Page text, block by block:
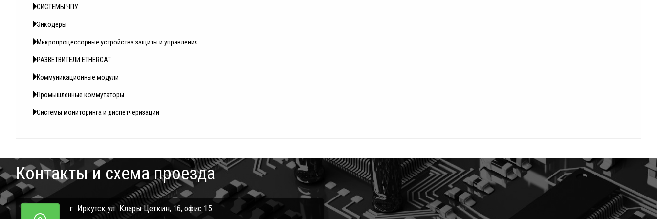
СИСТЕМЫ ЧПУ
Энкодеры
Микропроцессорные устройства защиты и управления
РАЗВЕТВИТЕЛИ ETHERCAT
Коммуникационные модули
Промышленные коммутаторы
Системы мониторинга и диспетчеризации
Контакты и схема проезда
г. Иркутск ул. Клары Цеткин, 16, офис 15